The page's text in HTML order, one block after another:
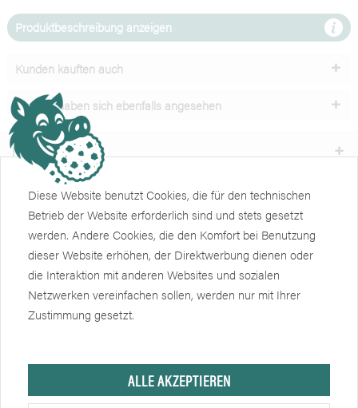
Produktbeschreibung anzeigen
Kunden kauften auch
Kunden haben sich ebenfalls angesehen
Unser Service
Shop
Informationen
Weiteres
Newsletter
Zertifikate Soziale Netzwerke
Diese Website benutzt Cookies, die für den technischen
Betrieb der Website erforderlich sind und stets gesetzt
werden. Andere Cookies, die den Komfort bei Benutzung
dieser Website erhöhen, der Direktwerbung dienen oder
die Interaktion mit anderen Websites und sozialen
Netzwerken vereinfachen sollen, werden nur mit Ihrer
Zustimmung gesetzt.
ALLE AKZEPTIEREN